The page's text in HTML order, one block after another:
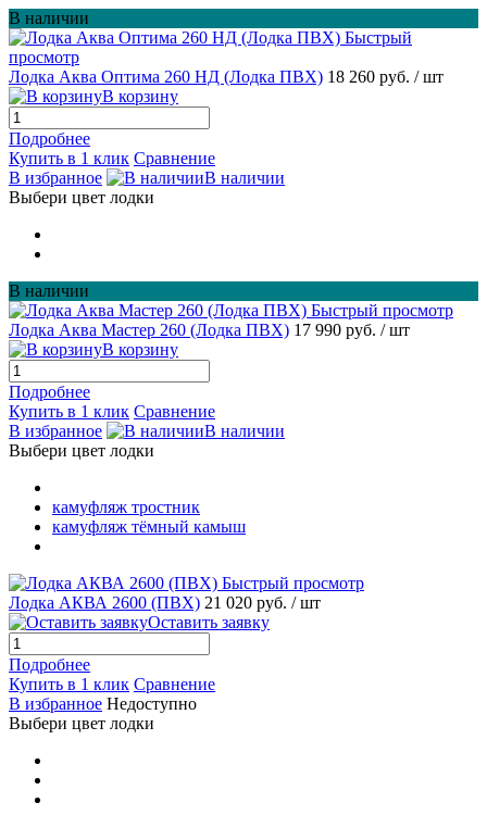
В наличии
Быстрый
просмотр
Лодка Аква Оптима 260 НД (Лодка ПВХ) 18 260 руб. / шт
В корзину
Подробнее
Купить в 1 клик Сравнение
В избранное
В наличии
Выбери цвет лодки
В наличии
Быстрый просмотр
Лодка Аква Мастер 260 (Лодка ПВХ) 17 990 руб. / шт
В корзину
Подробнее
Купить в 1 клик Сравнение
В избранное
В наличии
Выбери цвет лодки
камуфляж тростник
камуфляж тёмный камыш
Быстрый просмотр
Лодка АКВА 2600 (ПВХ) 21 020 руб. / шт
Оставить заявку
Подробнее
Купить в 1 клик Сравнение
В избранное Недоступно
Выбери цвет лодки